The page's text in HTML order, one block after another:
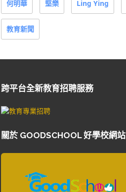
何明華 堅樂 Ling Ying
教育新聞
跨平台全新教育招聘服務
關於 GOODSCHOOL 好學校網站